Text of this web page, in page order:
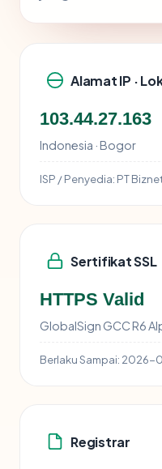
Alamat IP ·
103.44.27.163
Indonesia · Bogor
ISP / Penyedia: PT
Sertifikat SSL
HTTPS Valid
GlobalSign GCC R6
Berlaku Sampai: 2026-
Registrar